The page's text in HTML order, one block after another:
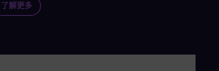
了解更多